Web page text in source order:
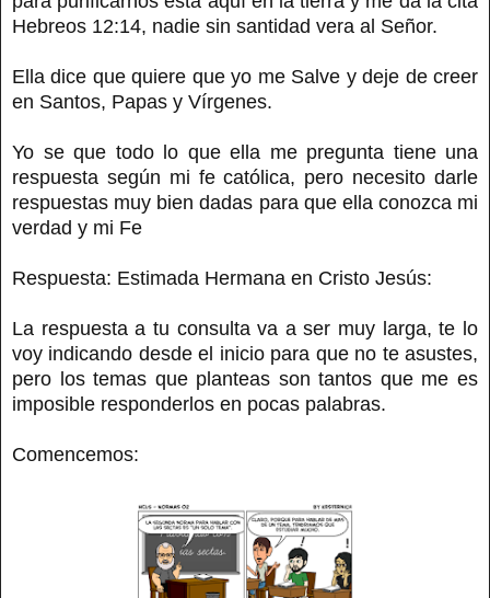
Hebreos 12:14, nadie sin santidad vera al Señor.
Ella dice que quiere que yo me Salve y deje de creer
en Santos, Papas y Vírgenes.
Yo se que todo lo que ella me pregunta tiene una
respuesta según mi fe católica, pero necesito darle
respuestas muy bien dadas para que ella conozca mi
verdad y mi Fe
Respuesta: Estimada Hermana en Cristo Jesús:
La respuesta a tu consulta va a ser muy larga, te lo
voy indicando desde el inicio para que no te asustes,
pero los temas que planteas son tantos que me es
imposible responderlos en pocas palabras.
Comencemos: